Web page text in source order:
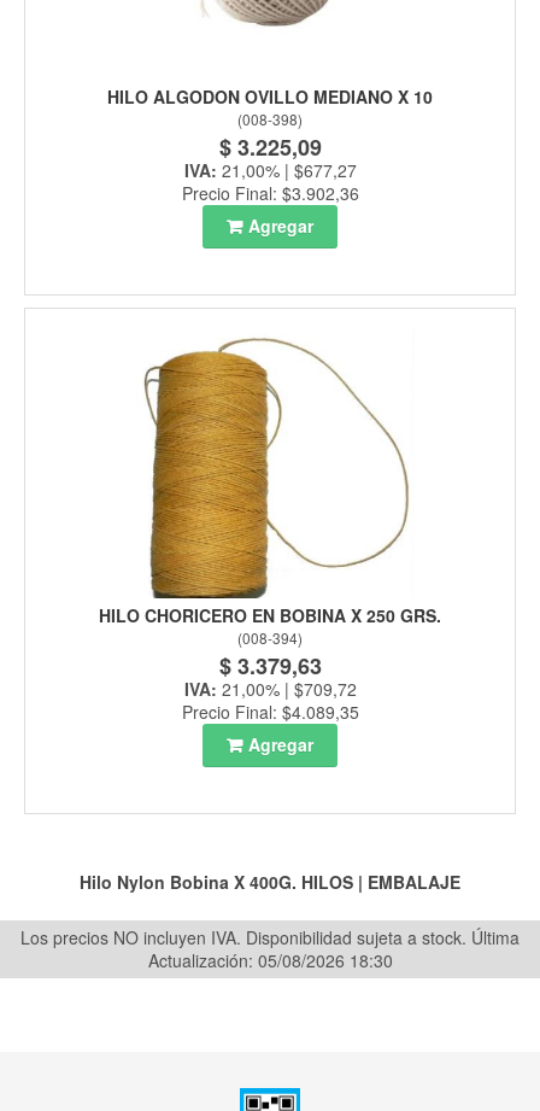
HILO ALGODON OVILLO MEDIANO X 10
(008-398)
$ 3.225,09
IVA: 21,00% | $677,27
Precio Final: $3.902,36
Agregar
HILO CHORICERO EN BOBINA X 250 GRS.
(008-394)
$ 3.379,63
IVA: 21,00% | $709,72
Precio Final: $4.089,35
Agregar
Hilo Nylon Bobina X 400G. HILOS | EMBALAJE
Los precios NO incluyen IVA. Disponibilidad sujeta a stock. Última
Actualización: 05/08/2026 18:30